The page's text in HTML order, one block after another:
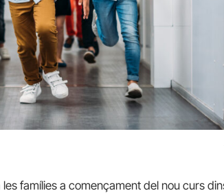
famílies a començament del nou curs